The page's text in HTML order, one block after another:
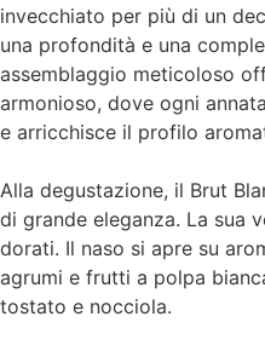
invecchiato per più di un
una profondità e una
assemblaggio meticoloso
armonioso, dove ogni
e arricchisce il profilo
Alla degustazione, il Brut
di grande eleganza. La sua
dorati. Il naso si apre su
agrumi e frutti a polpa
tostato e nocciola.